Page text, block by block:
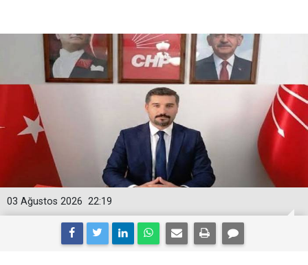
22:19
03 Ağustos 2026